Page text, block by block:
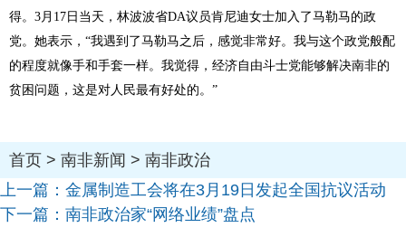
得。3月17日当天，林波波省DA议员肯尼迪女士加入了马勒马的政
党。她表示，“我遇到了马勒马之后，感觉非常好。我与这个政党般配
的程度就像手和手套一样。我觉得，经济自由斗士党能够解决南非的
贫困问题，这是对人民最有好处的。”
首页 > 南非新闻 > 南非政治
上一篇： 金属制造工会将在3月19日发起全国抗议活动
下一篇： 南非政治家“网络业绩”盘点